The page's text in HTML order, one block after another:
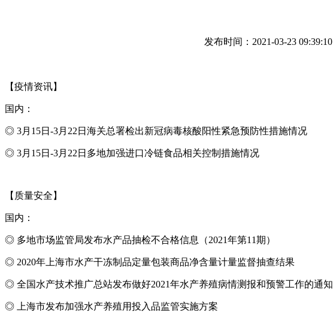
发布时间：2021-03-23 09:39:10
【疫情资讯】
国内：
◎ 3月15日-3月22日海关总署检出新冠病毒核酸阳性紧急预防性措施情况
◎ 3月15日-3月22日多地加强进口冷链食品相关控制措施情况
【质量安全】
国内：
◎ 多地市场监管局发布水产品抽检不合格信息（2021年第11期）
◎ 2020年上海市水产干冻制品定量包装商品净含量计量监督抽查结果
◎ 全国水产技术推广总站发布做好2021年水产养殖病情测报和预警工作的通知
◎ 上海市发布加强水产养殖用投入品监管实施方案